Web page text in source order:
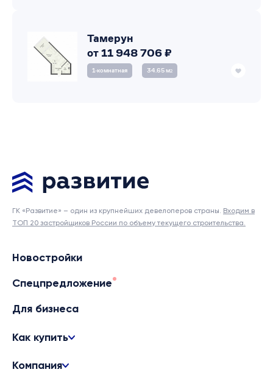
Тамерун
от 11 948 706 ₽
1‑комнатная 34.65 м2
ГК «Развитие» – один из крупнейших девелоперов страны. Входим в
ТОП 20 застройщиков России по объему текущего строительства.
Новостройки
Спецпредложение
Для бизнеса
Как купить
Компания